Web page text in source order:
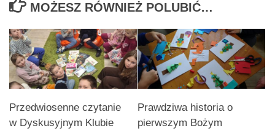
MOŻESZ RÓWNIEŻ POLUBIĆ…
Przedwiosenne czytanie
w Dyskusyjnym Klubie
Prawdziwa historia o
pierwszym Bożym